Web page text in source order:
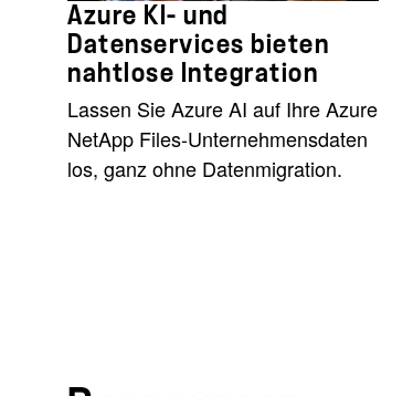
Azure KI- und
Datenservices bieten
nahtlose Integration
Lassen Sie Azure AI auf Ihre Azure
NetApp Files-Unternehmensdaten
los, ganz ohne Datenmigration.